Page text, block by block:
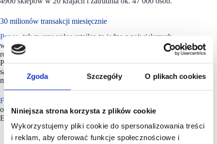
Zgoda Szczegóły O plikach cookies
Niniejsza strona korzysta z plików cookie
Wykorzystujemy pliki cookie do spersonalizowania treści
i reklam, aby oferować funkcje społecznościowe i
30 milionów transakcji miesięcznie
Pepco , tak zwany value retailer, to jedna z największych
w Europie sieci handlowych, oferujących odzież dla całej
rodziny i artykuły dla domu w bardzo atrakcyjnych cenach.
Po blisko 20 latach nieprzerwanego rozwoju sklepy Pepco
są obecnie odwiedzane przez klientów przeprowadzających 30
milionów transakcji miesięcznie.
Firma
obecnie ponad 30 tysięcy pracowników w 18 krajach w całej
Europie i posiada sieć ponad 3700 sklepów.